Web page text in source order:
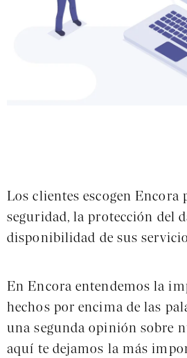
Los clientes escogen Encora
seguridad, la protección del
disponibilidad de sus
En Encora entendemos la
hechos por encima de las
una segunda opinión sobre
aquí te dejamos la más